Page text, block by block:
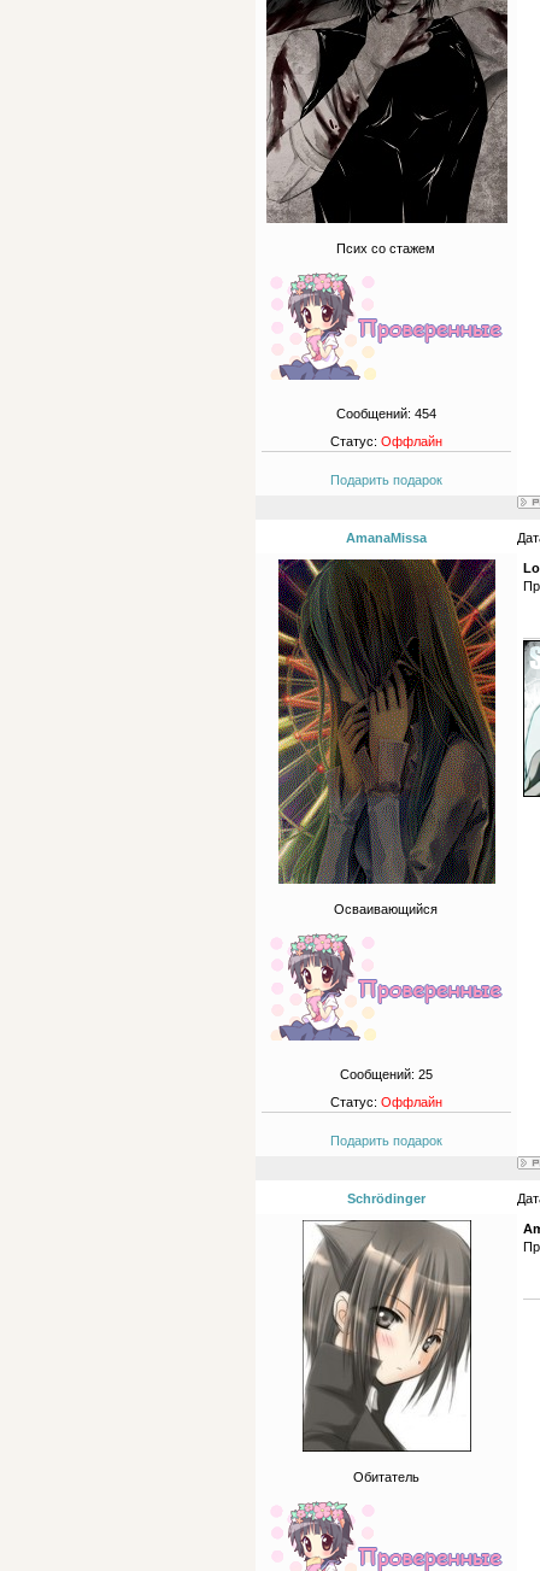
Псих со стажем
Сообщений: 454
Статус: Оффлайн
Подарить подарок
AmanaMissa
Осваивающийся
Сообщений: 25
Статус: Оффлайн
Подарить подарок
Schrödinger
Обитатель